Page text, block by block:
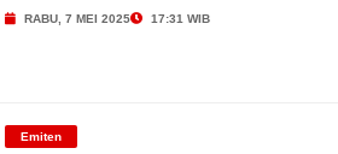
RABU, 7 MEI 2025 17:31 WIB
Emiten